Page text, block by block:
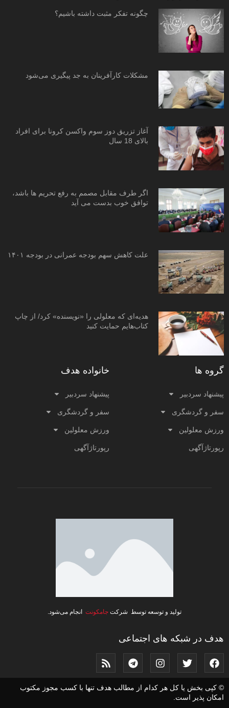
چگونه تفکر مثبت داشته باشیم؟
مشکلات کارآفرینان به جد پیگیری می‌شود
آغاز تزریق دوز سوم واکسن کرونا برای افراد
بالای 18 سال
اگر طرف مقابل مصمم به رفع تحریم ها باشد،
توافق خوب بدست می آید
علت کاهش سهم بودجه عمرانی در بودجه ۱۴۰۱
هدیه‌ای که معلولی را «نویسنده» کرد/ از چاپ
کتاب‌هایم حمایت کنید
گروه ها
پیشنهاد سردبیر
سفر و گردشگری
ورزش معلولین
رپورتاژآگهی
خانواده هدف
پیشنهاد سردبیر
سفر و گردشگری
ورزش معلولین
رپورتاژآگهی
تولید و توسعه توسط شرکت جامکونت انجام می‌شود.
هدف در شبکه های اجتماعی
© کپی بخش یا کل هر کدام از مطالب هدف تنها با کسب مجوز مکتوب
امکان پذیر است.